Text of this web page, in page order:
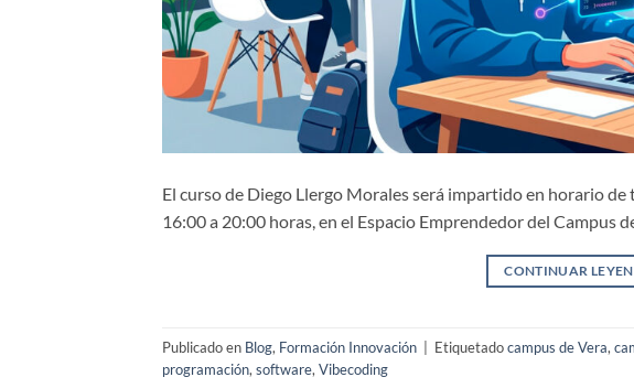
El curso de Diego Llergo Morales será impartido en horario de
16:00 a 20:00 horas, en el Espacio Emprendedor del Campus
CONTINUAR
Publicado en Blog, Formación Innovación Etiquetadocampus de Vera,
programación, software, Vibecoding